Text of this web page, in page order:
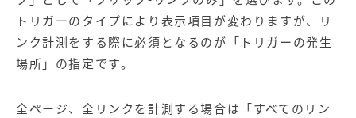
トリガーのタイプにより表示項目が変わりますが、リ
ンク計測をする際に必須となるのが「トリガーの発生
場所」の指定です。
全ページ、全リンクを計測する場合は「すべてのリン